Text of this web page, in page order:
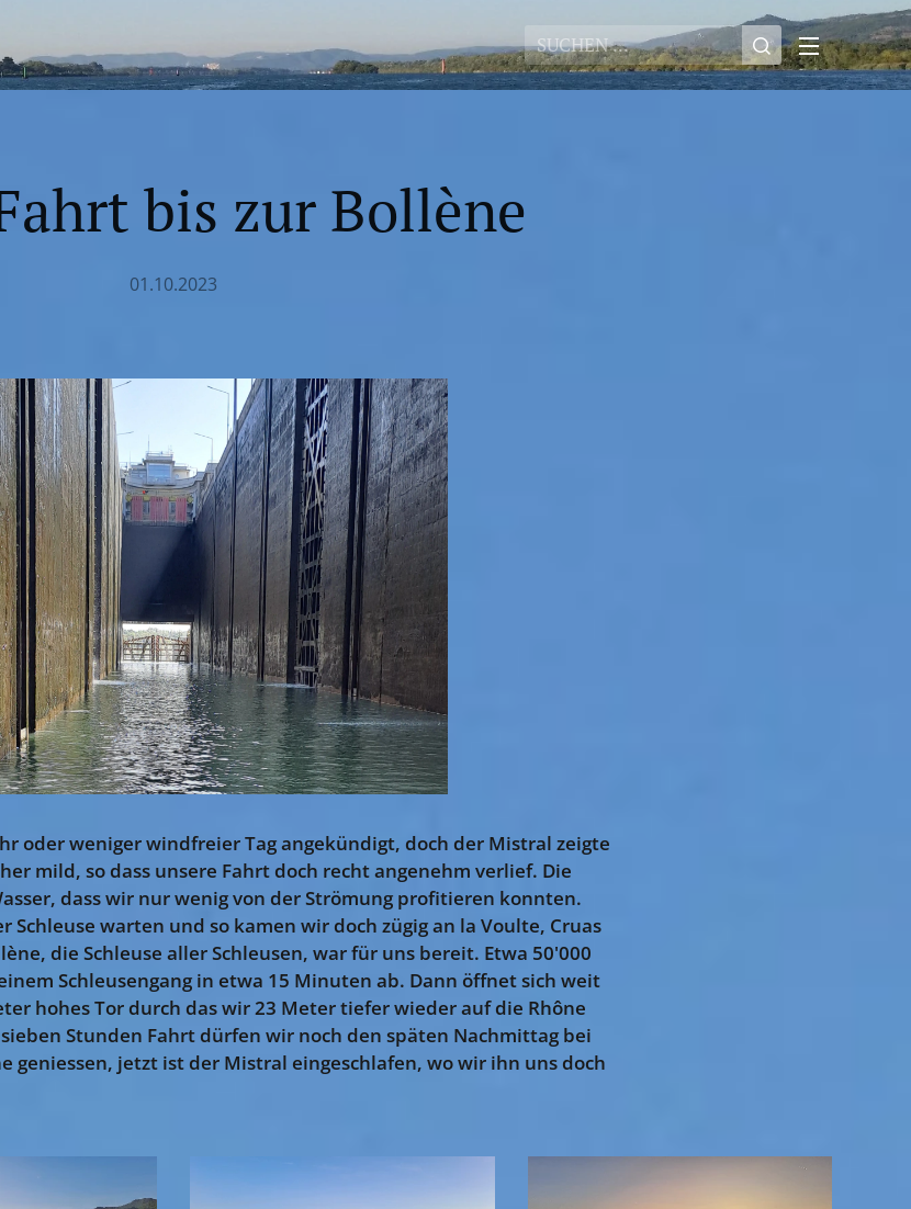
bis zur Bollène
01.10.2023
oder weniger windfreier Tag angekündigt, doch der Mistral zeigte
mild, so dass unsere Fahrt doch recht angenehm verlief. Die
dass wir nur wenig von der Strömung profitieren konnten.
warten und so kamen wir doch zügig an la Voulte, Cruas
die Schleuse aller Schleusen, war für uns bereit. Etwa 50'000
Schleusengang in etwa 15 Minuten ab. Dann öffnet sich weit
hohes Tor durch das wir 23 Meter tiefer wieder auf die Rhône
Stunden Fahrt dürfen wir noch den späten Nachmittag bei
geniessen, jetzt ist der Mistral eingeschlafen, wo wir ihn uns doch